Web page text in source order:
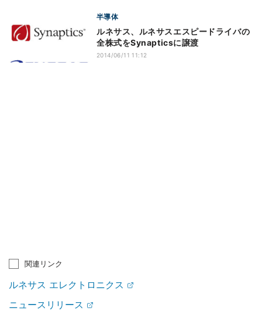
半導体
ルネサス、ルネサスエスピードライバの
全株式をSynapticsに譲渡
2014/06/11 11:12
関連リンク
ルネサス エレクトロニクス
ニュースリリース